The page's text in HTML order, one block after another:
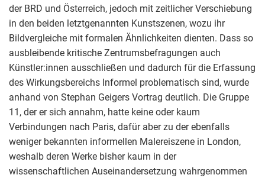
der BRD und Österreich, jedoch mit zeitlicher Verschiebung
in den beiden letztgenannten Kunstszenen, wozu ihr
Bildvergleiche mit formalen Ähnlichkeiten dienten. Dass so
ausbleibende kritische Zentrumsbefragungen auch
Künstler:innen ausschließen und dadurch für die Erfassung
des Wirkungsbereichs Informel problematisch sind, wurde
anhand von Stephan Geigers Vortrag deutlich. Die Gruppe
11, der er sich annahm, hatte keine oder kaum
Verbindungen nach Paris, dafür aber zu der ebenfalls
weniger bekannten informellen Malereiszene in London,
weshalb deren Werke bisher kaum in der
wissenschaftlichen Auseinandersetzung wahrgenommen